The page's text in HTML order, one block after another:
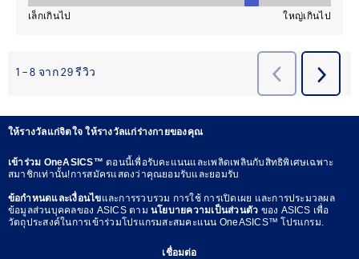
ให้รางวัลแก่จิตใจ ให้รางวัลแก่ร่างกายของคุณ
เข้าร่วม OneASICS™ตอนนี้เพื่อรับคะแนนและเพลิดเพลินกับสิทธิพิเศษเฉพาะ
สมาชิกเท่านั้น!การสมัครแสดงว่าคุณยอมรับและยอมรับ
ข้อกำหนดและเงื่อนไขและการรวบรวม การใช้ การเปิดเผย และการประมวลผล
ข้อมูลส่วนบุคคลของ ASICS ตาม นโยบายความเป็นส่วนตัว ของ ASICS เพื่อ
วัตถุประสงค์ในการเข้าร่วมโปรแกรมสะสมคะแนน OneASICS™ โปรแกรม.
เชื่อมต่อ